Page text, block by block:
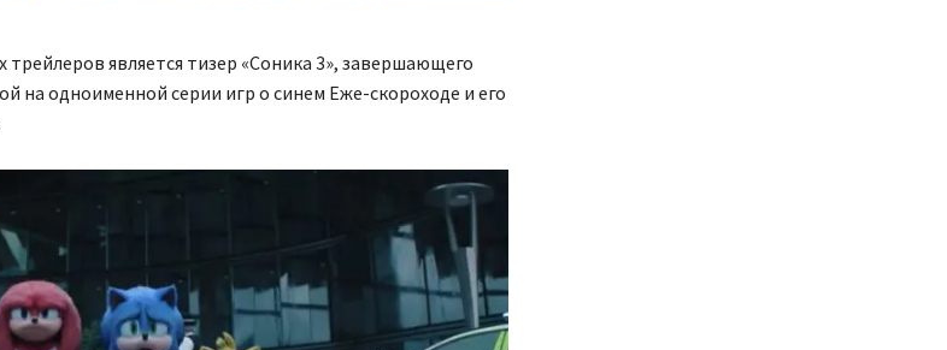
является тизер «Соника 3», завершающего
на одноименной серии игр о синем Еже-скороходе и его